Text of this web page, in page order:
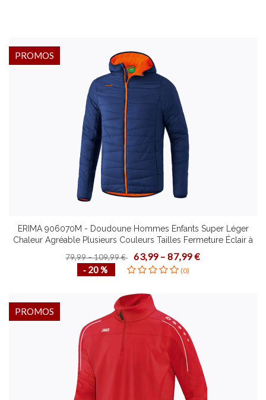
ERIMA 906070M - Doudoune Hommes Enfants Super Léger
Chaleur Agréable Plusieurs Couleurs Tailles Fermeture Éclair à
Double Sens Protège-Menton Plus de Confort
79,99 – 109,99 € 63,99 – 87,99 €
‐ 20 % (0)
PROMOS
PROMOS